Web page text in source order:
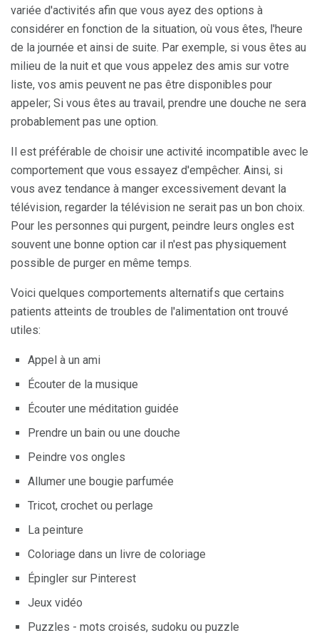
variée d'activités afin que vous ayez des options à
considérer en fonction de la situation, où vous êtes, l'heure
de la journée et ainsi de suite. Par exemple, si vous êtes au
milieu de la nuit et que vous appelez des amis sur votre
liste, vos amis peuvent ne pas être disponibles pour
appeler; Si vous êtes au travail, prendre une douche ne sera
probablement pas une option.
Il est préférable de choisir une activité incompatible avec le
comportement que vous essayez d'empêcher. Ainsi, si
vous avez tendance à manger excessivement devant la
télévision, regarder la télévision ne serait pas un bon choix.
Pour les personnes qui purgent, peindre leurs ongles est
souvent une bonne option car il n'est pas physiquement
possible de purger en même temps.
Voici quelques comportements alternatifs que certains
patients atteints de troubles de l'alimentation ont trouvé
utiles:
Appel à un ami
Écouter de la musique
Écouter une méditation guidée
Prendre un bain ou une douche
Peindre vos ongles
Allumer une bougie parfumée
Tricot, crochet ou perlage
La peinture
Coloriage dans un livre de coloriage
Épingler sur Pinterest
Jeux vidéo
Puzzles - mots croisés, sudoku ou puzzle